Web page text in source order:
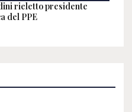
rieletto presidente
del PPE